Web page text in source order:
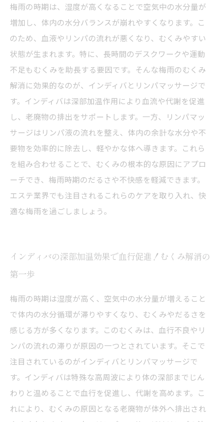
パマッサージのセルフケア方法
梅雨のむくみ対策はエステでプロにお任せ！効
果を実感する理由とは？
梅雨でも快適に過ごすためのむくみケアまとめ
と今すぐ始めたい習慣
梅雨の時期は、湿度が高くなることで空気中の水分量が
増加し、体内の水分バランスが崩れやすくなります。こ
のため、血液やリンパの流れが悪くなり、むくみやすい
状態が生まれます。特に、長時間のデスクワークや運動
不足もむくみを助長する要因です。そんな梅雨のむくみ
解消に効果的なのが、インディバとリンパマッサージで
す。インディバは深部加温作用により血流や代謝を促進
し、老廃物の排出をサポートします。一方、リンパマッ
サージはリンパ液の流れを整え、体内の余計な水分や不
要物を効率的に除去し、軽やかな体へ導きます。これら
を組み合わせることで、むくみの根本的な原因にアプロ
ーチでき、梅雨時期のだるさや不快感を軽減できます。
エステ業界でも注目されるこれらのケアを取り入れ、快
適な梅雨を過ごしましょう。
インディバの深部加温効果で血行促進！むくみ解消の
第一歩
梅雨の時期は湿度が高く、空気中の水分量が増えること
で体内の水分循環が滞りやすくなり、むくみやだるさを
感じる方が多くなります。このむくみは、血行不良やリ
ンパの流れの滞りが原因の一つとされています。そこで
注目されているのがインディバとリンパマッサージで
す。インディバは特殊な高周波により体の深部までじん
わりと温めることで血行を促進し、代謝を高めます。こ
れにより、むくみの原因となる老廃物が体外へ排出され